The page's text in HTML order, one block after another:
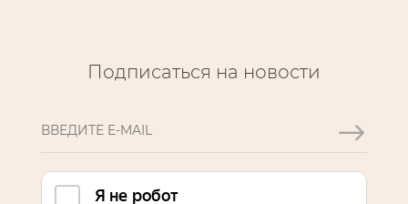
Подписаться на новости